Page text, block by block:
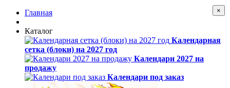
Главная
Каталог
Календарная
сетка (блоки) на 2027 год
Календари 2027 на
продажу
Календари под заказ
×